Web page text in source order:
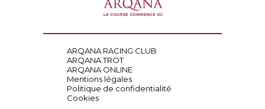
ARQANA RACING CLUB
ARQANA TROT
ARQANA ONLINE
Mentions légales
Politique de confidentialité
Cookies